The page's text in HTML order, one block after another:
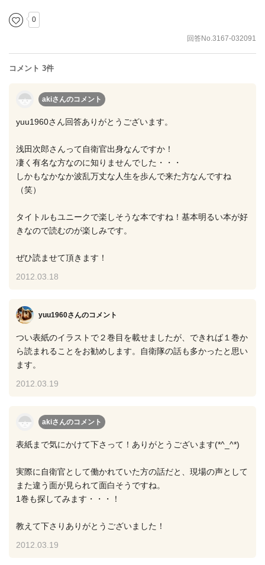
0
回答No.3167-032091
コメント 3件
akiさんのコメント
yuu1960さん回答ありがとうございます。
浅田次郎さんって自衛官出身なんですか！
凄く有名な方なのに知りませんでした・・・
しかもなかなか波乱万丈な人生を歩んで来た方なんですね
（笑）
タイトルもユニークで楽しそうな本ですね！基本明るい本が好
きなので読むのが楽しみです。
ぜひ読ませて頂きます！
2012.03.18
yuu1960さんのコメント
つい表紙のイラストで２巻目を載せましたが、できれば１巻か
ら読まれることをお勧めします。自衛隊の話も多かったと思い
ます。
2012.03.19
akiさんのコメント
表紙まで気にかけて下さって！ありがとうございます(*^_^*)
実際に自衛官として働かれていた方の話だと、現場の声として
また違う面が見られて面白そうですね。
1巻も探してみます・・・！
教えて下さりありがとうございました！
2012.03.19